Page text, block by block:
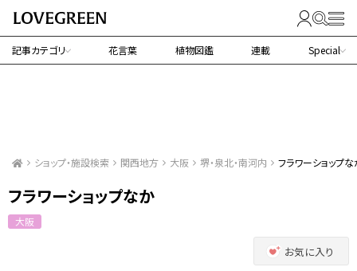
記事カテゴリ 花言葉 植物図鑑 連載 Special
ショップ・施設検索 関西地方 大阪 堺・泉北・南河内 フラワーショップな
フラワーショップなか
大阪
お気に入り